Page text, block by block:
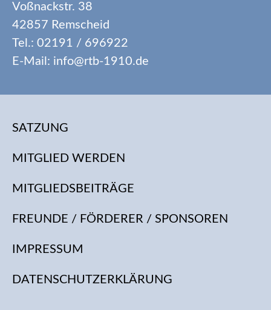
Voßnackstr. 38
42857 Remscheid
Tel.: 02191 / 696922
E-Mail: info@rtb-1910.de
SATZUNG
MITGLIED WERDEN
MITGLIEDSBEITRÄGE
FREUNDE / FÖRDERER / SPONSOREN
IMPRESSUM
DATENSCHUTZERKLÄRUNG